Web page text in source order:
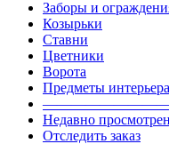
Заборы и
Козырьки
Ставни
Цветники
Ворота
Предметы интерьера
Недавно
Отследить заказ